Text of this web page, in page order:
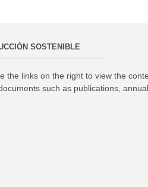
SOSTENIBLE
the links on the right to view the
such as publications,